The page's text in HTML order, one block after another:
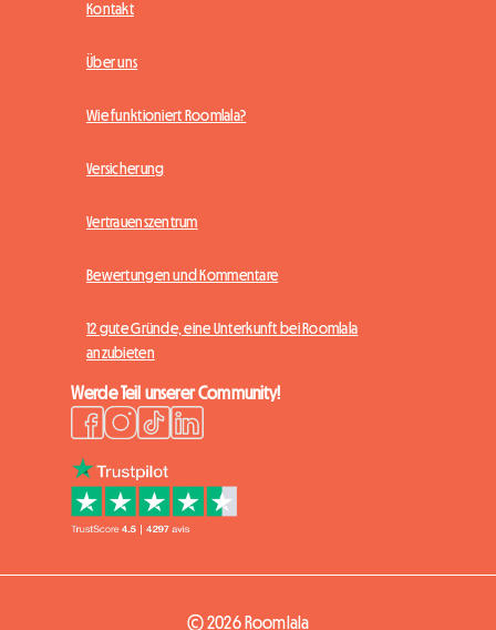
Kontakt
Über uns
Wie funktioniert Roomlala?
Versicherung
Vertrauenszentrum
Bewertungen und Kommentare
12 gute Gründe, eine Unterkunft bei Roomlala
anzubieten
Werde Teil unserer Community!
© 2026 Roomlala